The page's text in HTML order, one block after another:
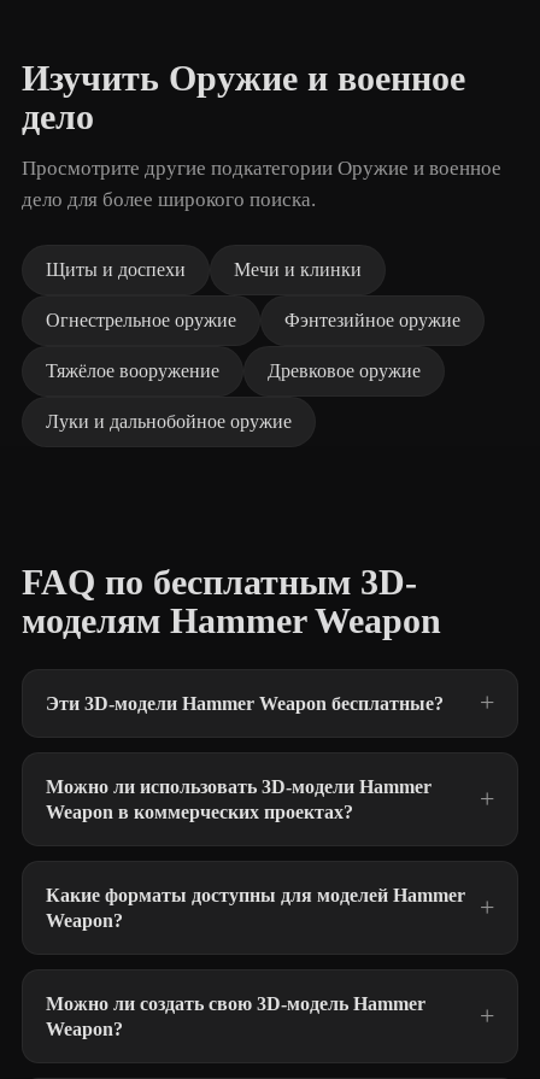
Изучить Оружие и военное
дело
Просмотрите другие подкатегории Оружие и военное
дело для более широкого поиска.
Щиты и доспехи Мечи и клинки
Огнестрельное оружие Фэнтезийное оружие
Тяжёлое вооружение Древковое оружие
Луки и дальнобойное оружие
FAQ по бесплатным 3D-
моделям Hammer Weapon
Эти 3D-модели Hammer Weapon бесплатные?
Можно ли использовать 3D-модели Hammer
Weapon в коммерческих проектах?
Какие форматы доступны для моделей Hammer
Weapon?
Можно ли создать свою 3D-модель Hammer
Weapon?